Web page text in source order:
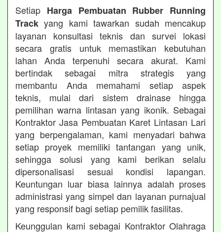
Setiap Harga Pembuatan Rubber Running
Track yang kami tawarkan sudah mencakup
layanan konsultasi teknis dan survei lokasi
secara gratis untuk memastikan kebutuhan
lahan Anda terpenuhi secara akurat. Kami
bertindak sebagai mitra strategis yang
membantu Anda memahami setiap aspek
teknis, mulai dari sistem drainase hingga
pemilihan warna lintasan yang ikonik. Sebagai
Kontraktor Jasa Pembuatan Karet Lintasan Lari
yang berpengalaman, kami menyadari bahwa
setiap proyek memiliki tantangan yang unik,
sehingga solusi yang kami berikan selalu
dipersonalisasi sesuai kondisi lapangan.
Keuntungan luar biasa lainnya adalah proses
administrasi yang simpel dan layanan purnajual
yang responsif bagi setiap pemilik fasilitas.
Keunggulan kami sebagai Kontraktor Olahraga